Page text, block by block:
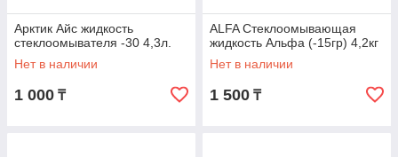
Арктик Айс жидкость
стеклоомывателя -30 4,3л.
Нет в наличии
1 000 ₸
ALFA Стеклоомывающая
жидкость Альфа (-15гр) 4,2кг
Нет в наличии
1 500 ₸